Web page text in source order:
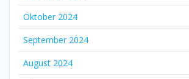
Oktober 2024
September 2024
August 2024